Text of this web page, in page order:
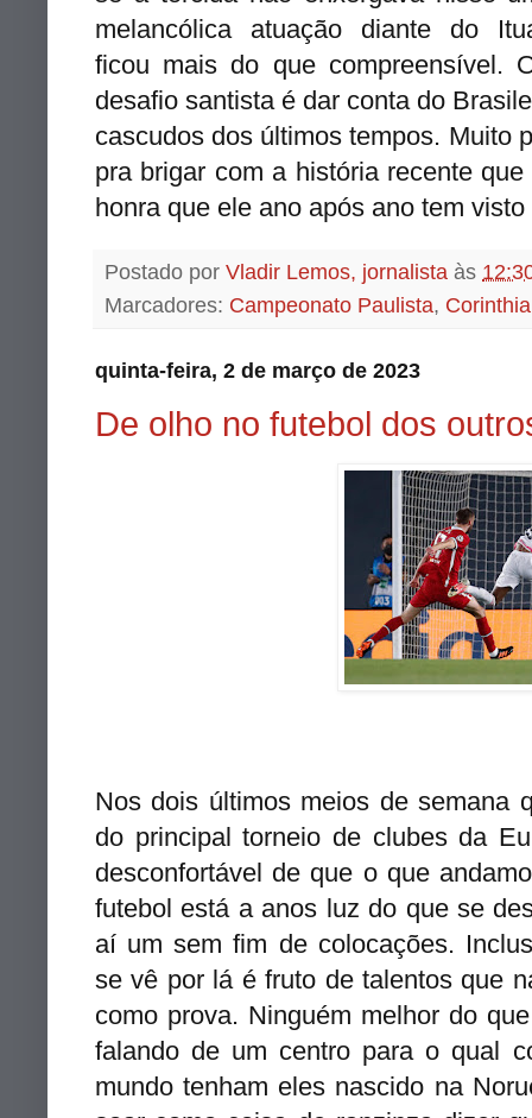
melancólica atuação diante do
ficou mais do que compreensível.
desafio santista é dar conta do
cascudos dos últimos tempos. Muito
pra brigar com a história recente
honra que ele ano após ano tem
Postado por Vladir Lemos, jornalista às
Marcadores: Campeonato Paulista,
quinta-feira, 2 de março de 2023
De olho no futebol dos
Nos dois últimos meios de semana
do principal torneio de clubes da
desconfortável de que o que
futebol está a anos luz do que se
aí um sem fim de colocações.
se vê por lá é fruto de talentos que
como prova. Ninguém melhor do
falando de um centro para o qual
mundo tenham eles nascido na